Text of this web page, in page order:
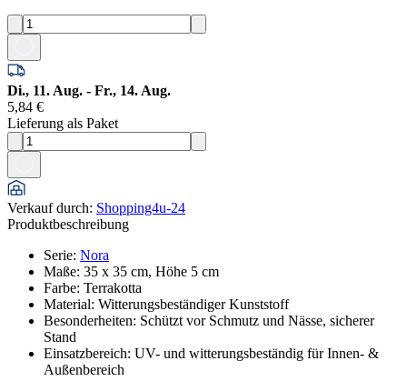
Di., 11. Aug. - Fr., 14. Aug.
5,84 €
Lieferung als Paket
Verkauf durch: Shopping4u-24
Produktbeschreibung
Serie: Nora
Maße: 35 x 35 cm, Höhe 5 cm
Farbe: Terrakotta
Material: Witterungsbeständiger Kunststoff
Besonderheiten: Schützt vor Schmutz und Nässe, sicherer
Stand
Einsatzbereich: UV- und witterungsbeständig für Innen- &
Außenbereich